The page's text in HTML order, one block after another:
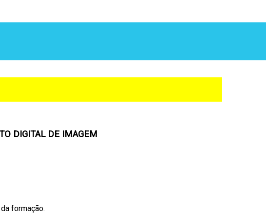
DIGITAL DE IMAGEM
formação.